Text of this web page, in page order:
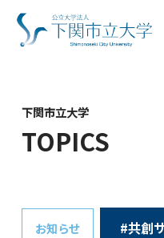
下関市立大学
TOPICS
お知らせ #共創